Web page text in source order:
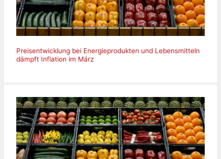
Preisentwicklung bei Energieprodukten und Lebensmitteln
dämpft Inflation im März